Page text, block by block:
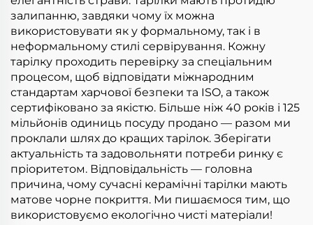
залипанню, завдяки чому їх можна
використовувати як у формальному, так і в
неформальному стилі сервірування. Кожну
тарілку проходить перевірку за спеціальним
процесом, щоб відповідати міжнародним
стандартам харчової безпеки та ISO, а також
сертифіковано за якістю. Більше ніж 40 років і 125
мільйонів одиниць посуду продано — разом ми
проклали шлях до кращих тарілок. Зберігати
актуальність та задовольняти потреби ринку є
пріоритетом. Відповідальність — головна
причина, чому сучасні керамічні тарілки мають
матове чорне покриття. Ми пишаємося тим, що
використовуємо екологічно чисті матеріали!